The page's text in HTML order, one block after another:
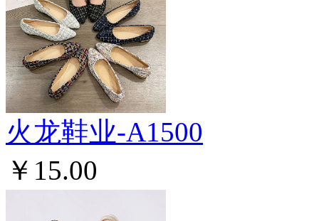
火龙鞋业-A1500
￥15.00